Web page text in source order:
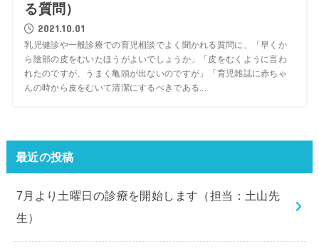
る質問）
2021.10.01
乳児健診や一般診療での育児相談でよく聞かれる質問に、「早くか
ら陰部の皮をむいたほうがよいでしょうか」「皮をむくように言わ
れたのですが、うまく亀頭が出ないのですが」「育児雑誌に赤ちゃ
んの時から皮をむいて清潔にするべきである...
最近の投稿
7月より土曜日の診療を開始します（担当：土山先
生）